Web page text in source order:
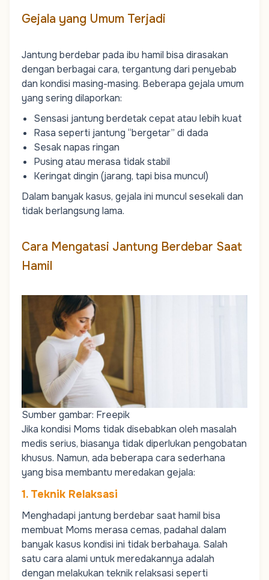
Gejala yang Umum Terjadi
Jantung berdebar pada ibu hamil bisa dirasakan
dengan berbagai cara, tergantung dari penyebab
dan kondisi masing-masing. Beberapa gejala umum
yang sering dilaporkan:
Sensasi jantung berdetak cepat atau lebih kuat
Rasa seperti jantung “bergetar” di dada
Sesak napas ringan
Pusing atau merasa tidak stabil
Keringat dingin (jarang, tapi bisa muncul)
Dalam banyak kasus, gejala ini muncul sesekali dan
tidak berlangsung lama.
Cara Mengatasi Jantung Berdebar Saat
Hamil
Sumber gambar: Freepik
Jika kondisi Moms tidak disebabkan oleh masalah
medis serius, biasanya tidak diperlukan pengobatan
khusus. Namun, ada beberapa cara sederhana
yang bisa membantu meredakan gejala:
1. Teknik Relaksasi
Menghadapi jantung berdebar saat hamil bisa
membuat Moms merasa cemas, padahal dalam
banyak kasus kondisi ini tidak berbahaya. Salah
satu cara alami untuk meredakannya adalah
dengan melakukan teknik relaksasi seperti